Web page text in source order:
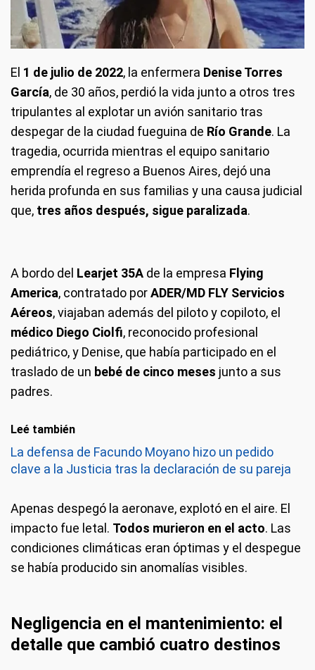
El 1 de julio de 2022, la enfermera Denise Torres
García, de 30 años, perdió la vida junto a otros tres
tripulantes al explotar un avión sanitario tras
despegar de la ciudad fueguina de Río Grande. La
tragedia, ocurrida mientras el equipo sanitario
emprendía el regreso a Buenos Aires, dejó una
herida profunda en sus familias y una causa judicial
que, tres años después, sigue paralizada.
A bordo del Learjet 35A de la empresa Flying
America, contratado porADER/MD FLY Servicios
Aéreos, viajaban además del piloto y copiloto, el
médico Diego Ciolfi, reconocido profesional
pediátrico, y Denise, que había participado en el
traslado de un bebé de cinco meses junto a sus
padres.
Leé también
La defensa de Facundo Moyano hizo un pedido
clave a la Justicia tras la declaración de su pareja
Apenas despegó la aeronave, explotó en el aire. El
impacto fue letal. Todos murieron en el acto. Las
condiciones climáticas eran óptimas y el despegue
se había producido sin anomalías visibles.
Negligencia en el mantenimiento: el
detalle que cambió cuatro destinos